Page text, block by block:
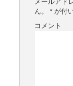
ん。
* が付
コメント